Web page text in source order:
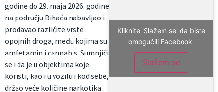
godine do 29. maja 2026. godine
na području Bihaća nabavljao i
prodavao različite vrste
opojnih droga, među kojima su
amfetamin i cannabis. Sumnjiči
se i da je u objektima koje
koristi, kao i u vozilu i kod sebe,
držao veće količine narkotika
Kliknite 'Slažem se' da biste
omogućili Facebook
Slažem se